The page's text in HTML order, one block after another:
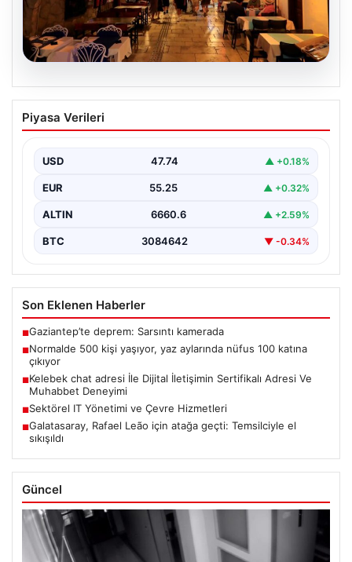
08.08.2026
Normalde 500 kişi yaşıyor, yaz
aylarında nüfus 100 katına çıkıyor
Piyasa Verileri
USD 47.74 ▲ +0.18%
EUR 55.25 ▲ +0.32%
ALTIN 6660.6 ▲ +2.59%
BTC 3084642 ▼ -0.34%
Son Eklenen Haberler
■Gaziantep’te deprem: Sarsıntı kamerada
■Normalde 500 kişi yaşıyor, yaz aylarında nüfus 100 katına
çıkıyor
■Kelebek chat adresi İle Dijital İletişimin Sertifikalı Adresi Ve
Muhabbet Deneyimi
■Sektörel IT Yönetimi ve Çevre Hizmetleri
■Galatasaray, Rafael Leão için atağa geçti: Temsilciyle el
sıkışıldı
Güncel